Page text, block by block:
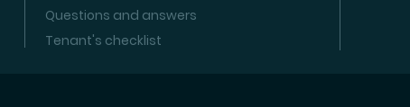
Questions and answers
Tenant's checklist